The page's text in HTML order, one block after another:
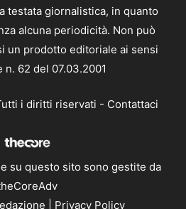
testata giornalistica, in quanto
alcuna periodicità. Non può
un prodotto editoriale ai sensi
n. 62 del 07.03.2001
i diritti riservati - Contattaci
su questo sito sono gestite da
Privacy Policy